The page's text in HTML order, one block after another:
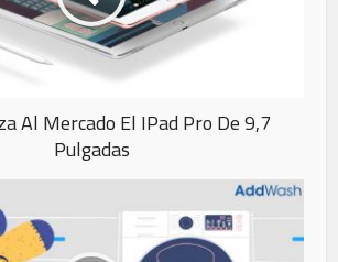
Al Mercado El IPad Pro De 9,7
Pulgadas